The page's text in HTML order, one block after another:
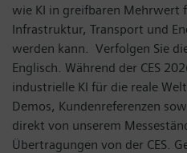
wie KI in greifbaren Mehrwert
Infrastruktur, Transport und
werden kann. Verfolgen Sie
Englisch. Während der CES
industrielle KI für die reale
Demos, Kundenreferenzen
direkt von unserem
Übertragungen von der CES.